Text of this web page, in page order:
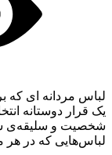
لباس مردانه ای که
یک قرار دوستانه
شخصیت و سلیقه‌ی شما
لباس‌هایی که در هر